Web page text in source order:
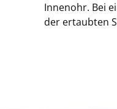
Innenohr. Bei
der ertaubten